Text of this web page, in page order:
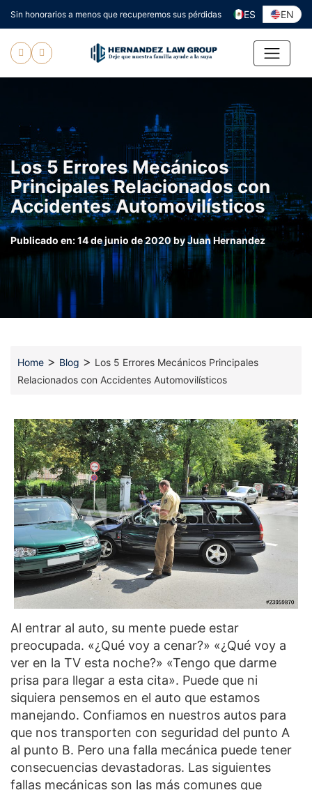
al
contenido
Sin honorarios a menos que recuperemos sus pérdidas ES EN
Los 5 Errores Mecánicos
Principales Relacionados con
Accidentes Automovilísticos
Publicado en:14 de junio de 2020byJuan Hernandez
Home > Blog > Los 5 Errores Mecánicos Principales
Relacionados con Accidentes Automovilísticos
Al entrar al auto, su mente puede estar
preocupada. «¿Qué voy a cenar?» «¿Qué voy a
ver en la TV esta noche?» «Tengo que darme
prisa para llegar a esta cita». Puede que ni
siquiera pensemos en el auto que estamos
manejando. Confiamos en nuestros autos para
que nos transporten con seguridad del punto A
al punto B. Pero una falla mecánica puede tener
consecuencias devastadoras. Las siguientes
fallas mecánicas son las más comunes que